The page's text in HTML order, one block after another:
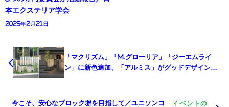
本エクステリア学会
2025年2月21日
「マクリズム」「M.グローリア」「ジーエムライ
ン」に新色追加、「アルミス」がグッドデザイン賞
今こそ、安心なブロック塀を目指して／ユニソンコ